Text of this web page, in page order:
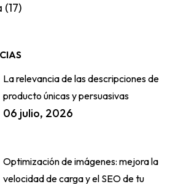
(17)
La relevancia de las descripciones de
producto únicas y persuasivas
06 julio, 2026
Optimización de imágenes: mejora la
velocidad de carga y el SEO de tu